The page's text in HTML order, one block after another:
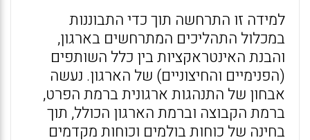
למידה זו התרחשה תוך כדי התבוננות
במכלול התהליכים המתרחשים בארגון,
והבנת האינטראקציות בין כלל השותפים
(הפנימיים והחיצוניים) של הארגון. נעשה
אבחון של התנהגות ארגונית ברמת הפרט,
ברמת הקבוצה וברמת הארגון הכולל, תוך
בחינה של כוחות בולמים וכוחות מקדמים